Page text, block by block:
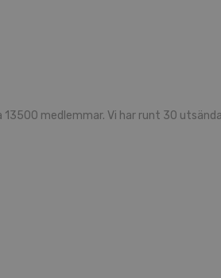
medlemmar. Vi har runt 30